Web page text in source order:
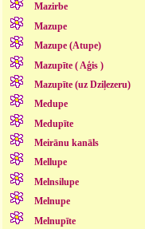
Mazirbe
Mazupe
Mazupe (Atupe)
Mazupīte ( Aģis )
Mazupīte (uz Dziļezeru)
Medupe
Medupīte
Meirānu kanāls
Mellupe
Melnsilupe
Melnupe
Melnupīte